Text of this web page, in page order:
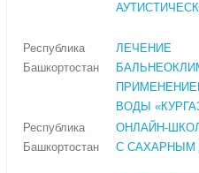
Республика
Башкортостан
ЛЕЧЕНИЕ
ВОДЫ
Республика
Башкортостан
ОНЛАЙН-
С САХАРНЫМ